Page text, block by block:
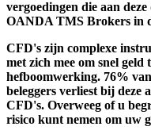
vergoedingen die aan
OANDA TMS Brokers in
CFD's zijn complexe
met zich mee om snel geld
hefboomwerking. 76%
beleggers verliest bij deze
CFD's. Overweeg of u
risico kunt nemen om uw